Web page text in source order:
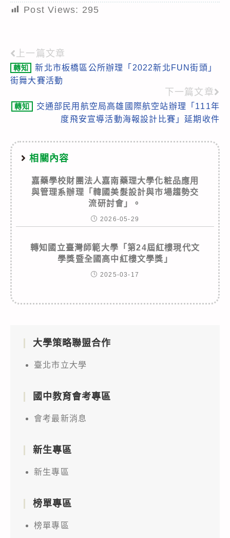
Post Views: 295
Read
more
上一篇文章
轉知
新北市板橋區公所辦理「2022新北FUN街頭」
街舞大賽活動
下一篇文章
轉知
交通部民用航空局高雄國際航空站辦理「111年
度飛安宣導活動海報設計比賽」延期收件
相關內容
嘉藥學校財團法人嘉南藥理大學化粧品應用
與管理系辦理「韓國美髮設計與市場趨勢交
流研討會」。
2026-05-29
轉知國立臺灣師範大學「第24屆紅樓現代文
學獎暨全國高中紅樓文學獎」
2025-03-17
大學策略聯盟合作
臺北市立大學
國中教育會考專區
會考最新消息
新生專區
新生專區
榜單專區
榜單專區